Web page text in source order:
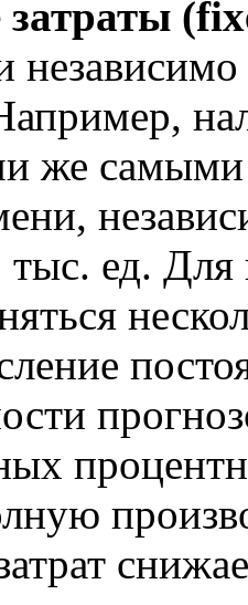
же самыми
ед. Для